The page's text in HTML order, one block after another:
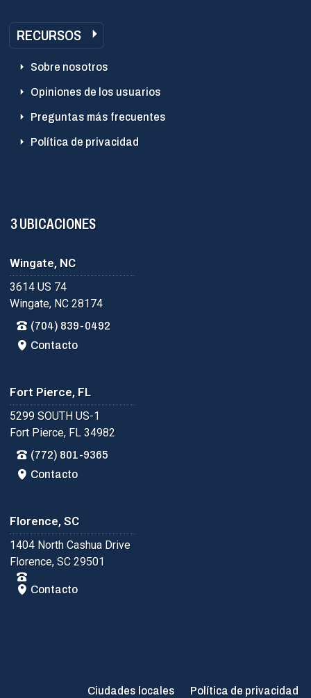
RECURSOS
Sobre nosotros
Opiniones de los usuarios
Preguntas más frecuentes
Política de privacidad
3 UBICACIONES
Wingate, NC
3614 US 74
Wingate, NC 28174
(704) 839-0492
Contacto
Fort Pierce, FL
5299 SOUTH US-1
Fort Pierce, FL 34982
(772) 801-9365
Contacto
Florence, SC
1404 North Cashua Drive
Florence, SC 29501
Contacto
Ciudades locales Política de privacidad